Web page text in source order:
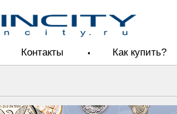
Контакты Как купить?